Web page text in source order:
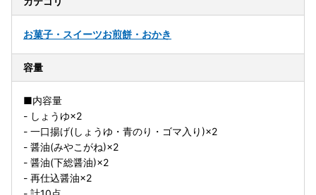
お菓子・スイーツお煎餅・おかき
容量
■内容量
- しょうゆ×2
- 一口揚げ(しょうゆ・青のり・ゴマ入り)×2
- 醤油(みやこがね)×2
- 醤油(下総醤油)×2
- 再仕込醤油×2